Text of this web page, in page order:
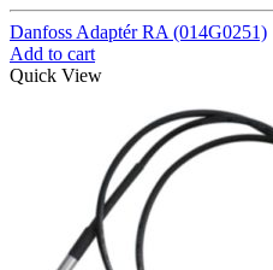
Danfoss Adaptér RA (014G0251)
Add to cart
Quick View